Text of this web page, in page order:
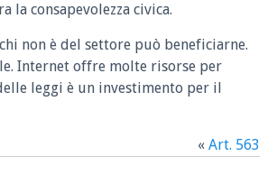
consapevolezza civica.
non è del settore può beneficiarne.
Internet offre molte risorse per
leggi è un investimento per il
« Art. 563